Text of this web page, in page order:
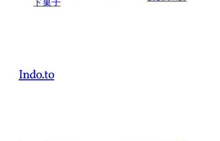
ド菓子
Indo.to